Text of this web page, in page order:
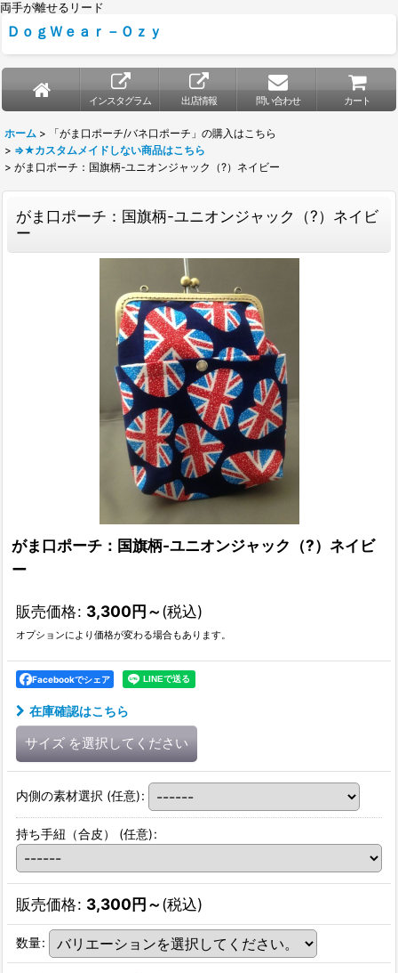
両手が離せるリード
ＤｏｇＷｅａｒ－Ｏｚｙ
インスタグラム 出店情報 問い合わせ カート
ホーム >
「がま口ポーチ/バネ口ポーチ」の購入はこちら
> ⇒★カスタムメイドしない商品はこちら
> がま口ポーチ：国旗柄-ユニオンジャック（?）ネイビー
がま口ポーチ：国旗柄-ユニオンジャック（?）ネイビ
ー
がま口ポーチ：国旗柄-ユニオンジャック（?）ネイビ
ー
販売価格: 3,300円～(税込)
オプションにより価格が変わる場合もあります。
Facebookでシェア
在庫確認はこちら
サイズ を選択してください
内側の素材選択 (任意):
持ち手紐（合皮） (任意):
販売価格: 3,300円～(税込)
数量: